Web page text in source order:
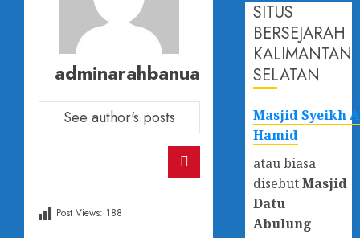
adminarahbanua
See author's posts
Post Views: 188
SITUS
BERSEJARAH
KALIMANTAN
SELATAN
Masjid Syeikh
Hamid
atau biasa
disebutMasjid
Datu
Abulung